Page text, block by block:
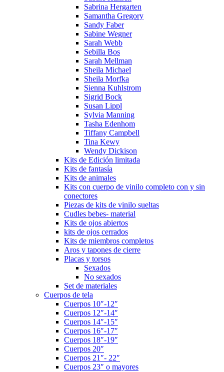
Sabrina Hergarten
Samantha Gregory
Sandy Faber
Sabine Wegner
Sarah Webb
Sebilla Bos
Sarah Mellman
Sheila Michael
Sheila Morfka
Sienna Kuhlstrom
Sigrid Bock
Susan Lippl
Sylvia Manning
Tasha Edenhom
Tiffany Campbell
Tina Kewy
Wendy Dickison
Kits de Edición limitada
Kits de fantasía
Kits de animales
Kits con cuerpo de vinilo completo con y sin
conectores
Piezas de kits de vinilo sueltas
Cudles bebes- material
Kits de ojos abiertos
kits de ojos cerrados
Kits de miembros completos
Aros y tapones de cierre
Placas y torsos
Sexados
No sexados
Set de materiales
Cuerpos de tela
Cuerpos 10″-12″
Cuerpos 12″-14″
Cuerpos 14″-15″
Cuerpos 16″-17″
Cuerpos 18″-19″
Cuerpos 20″
Cuerpos 21″- 22″
Cuerpos 23″ o mayores